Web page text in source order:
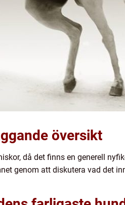
översikt
då det finns en generell
genom att diskutera vad det